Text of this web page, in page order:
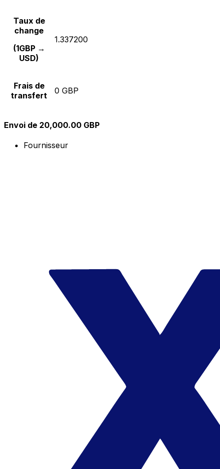
Taux de
change
(1GBP →
USD)
1.337200
Frais de
transfert
0 GBP
Envoi de 20,000.00 GBP
Fournisseur